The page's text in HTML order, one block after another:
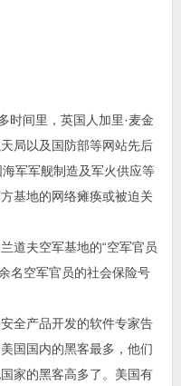
间里，英国人加里·麦金
局以及国防部等网站先后
军军舰制造及军火供应等
基地的网络瘫痪或被迫关
道夫空军基地的“空军官员
名空军官员的社会保险号
全产品开发的软件专家告
国国内的黑客最多，他们
家的黑客高多了。美国有